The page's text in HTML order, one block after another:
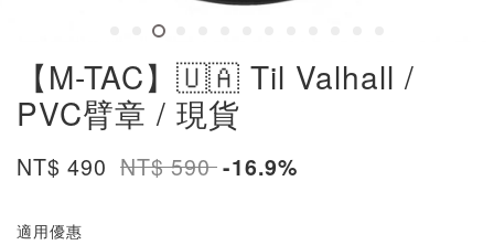
【M-TAC】🇺🇦 Til Valhall /
PVC臂章 / 現貨
NT$ 490 NT$ 590-16.9%
適用優惠